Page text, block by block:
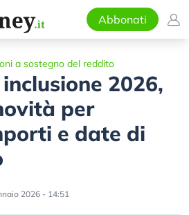
Abbonati
a sostegno del reddito
2026,
per
e date di
2026 - 14:51